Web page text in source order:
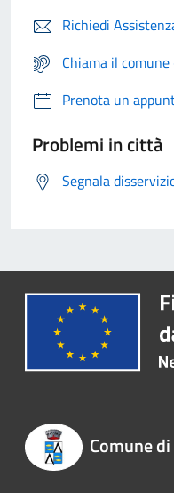
Richiedi
Chiama il
Prenota un
Problemi in città
Segnala
Comune